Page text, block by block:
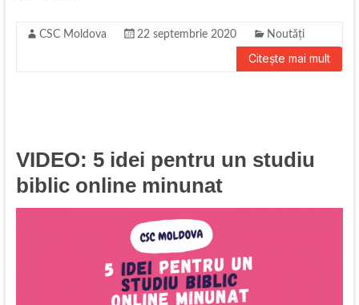
CSC Moldova 22 septembrie 2020 Noutăți
Citește mai mult
VIDEO: 5 idei pentru un studiu
biblic online minunat